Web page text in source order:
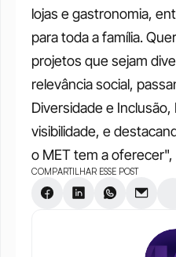
lojas e gastronomia,
para toda a família.
projetos que sejam
relevância social,
Diversidade e Inclusão,
visibilidade, e
o MET tem a oferecer",
COMPARTILHAR ESSE POST